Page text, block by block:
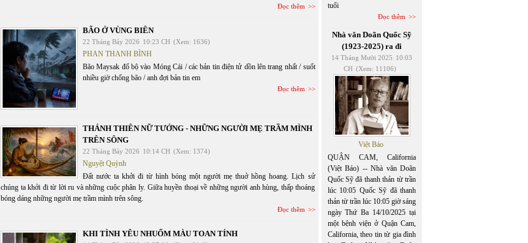
Đọc thêm
BÃO Ở VÙNG BIÊN
22 Tháng Bảy 2026 10:23 CH (Xem: 1636)
PHAN THANH BÌNH
Bão Maysak đổ bộ vào Móng Cái / các bản tin điện tử dồn lên trang nhất / suốt
nhiều giờ chống bão / anh đợi bản tin em
Đọc thêm
THÁNH THIÊN NỮ TƯỚNG - NHỮNG NGƯỜI MẸ TRẦM MÌNH
TRÊN SÔNG
22 Tháng Bảy 2026 10:14 CH (Xem: 1374)
Nguyệt Quỳnh
Đất nước ta khởi đi từ hình bóng một người mẹ thuở hồng hoang. Lịch sử
chúng ta khởi đi từ lời ru và những cuộc phân ly. Giữa huyền thoại về những người anh hùng, thấp thoáng
bóng dáng những người mẹ trầm mình trên sông.
Đọc thêm
KHI TÌNH YÊU NHUỐM MÀU TOAN TÍNH
tuổi
Đọc thêm
Nhà văn Doãn Quốc Sỹ
(1923-2025) ra đi
14 Tháng Mười 2025 10:03
CH (Xem: 11106)
Việt Báo
QUẬN CAM, California
(Việt Báo) -- Nhà văn Doãn
Quốc Sỹ đã thanh thản từ trần
lúc 10:05 Quốc Sỹ đã thanh
thản từ trần lúc 10:05 giờ sáng
ngày Thứ Ba 14/10/2025 tại
một bệnh viện ở Quận Cam,
California, theo tin từ gia đình